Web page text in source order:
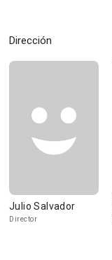
Dirección
Julio Salvador
Director